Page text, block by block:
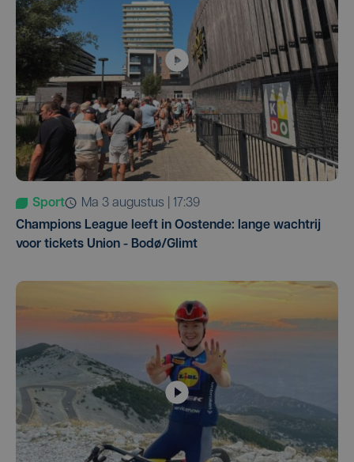
Sport
ma 3 augustus | 17:39
Champions League leeft in Oostende: lange wachtrij
voor tickets Union - Bodø/Glimt